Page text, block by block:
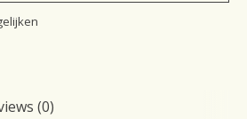
(0)